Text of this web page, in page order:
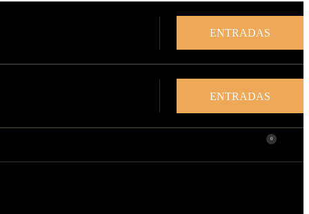
ENTRADAS
ENTRADAS
0